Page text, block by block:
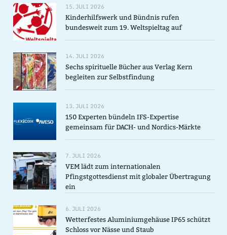
15. JULI 2026
Kinderhilfswerk und Bündnis rufen
bundesweit zum 19. Weltspieltag auf
14. JULI 2026
Sechs spirituelle Bücher aus Verlag Kern
begleiten zur Selbstfindung
13. JULI 2026
150 Experten bündeln IFS-Expertise
gemeinsam für DACH- und Nordics-Märkte
7. JULI 2026
VEM lädt zum internationalen
Pfingstgottesdienst mit globaler Übertragung
ein
6. JULI 2026
Wetterfestes Aluminiumgehäuse IP65 schützt
Schloss vor Nässe und Staub